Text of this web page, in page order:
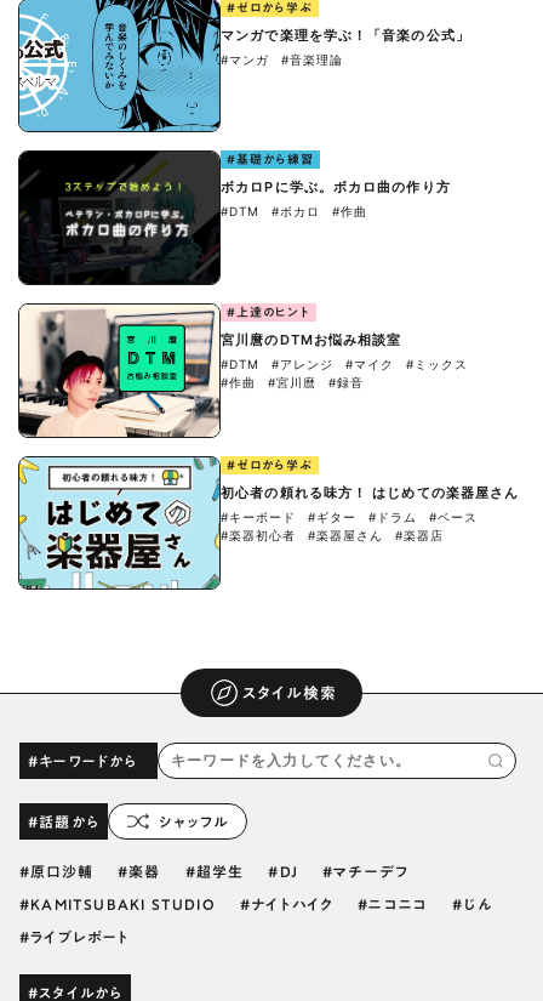
#ゼロから学ぶ
マンガで楽理を学ぶ！「音楽の公式」
#マンガ #音楽理論
#基礎から練習
ボカロPに学ぶ。ボカロ曲の作り方
#DTM #ボカロ #作曲
#上達のヒント
宮川麿のDTMお悩み相談室
#DTM #アレンジ #マイク
#ミックス
#作曲
#宮川麿 #録音
#ゼロから学ぶ
初心者の頼れる味方！ はじめての楽器屋さん
#キーボード #ギター #ドラム
#ベース
#楽器初心者
#楽器屋さん #楽器店
スタイル検索
#キーワードから
#話題から シャッフル
原口沙輔 楽器 超学生 DJ マチーデフ
KAMITSUBAKI STUDIO ナイトハイク ニコニコ じん
ライブレポート
#スタイルから